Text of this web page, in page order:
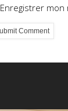
Enregistrer